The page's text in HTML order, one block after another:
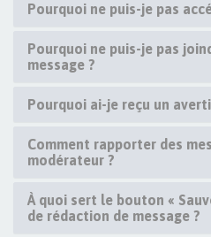
Pourquoi ne puis-je pas
Pourquoi ne puis-je pas
message ?
Pourquoi ai-je reçu un
Comment rapporter des
modérateur ?
À quoi sert le bouton «
de rédaction de message ?